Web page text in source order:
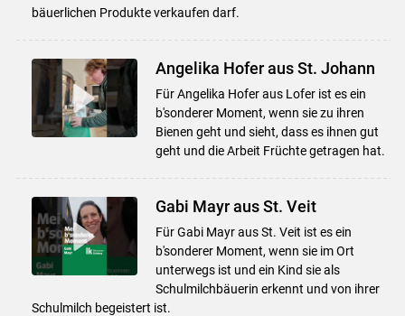
bäuerlichen Produkte verkaufen darf.
Angelika Hofer aus St. Johann
Für Angelika Hofer aus Lofer ist es ein
b'sonderer Moment, wenn sie zu ihren
Bienen geht und sieht, dass es ihnen gut
geht und die Arbeit Früchte getragen hat.
Gabi Mayr aus St. Veit
Für Gabi Mayr aus St. Veit ist es ein
b'sonderer Moment, wenn sie im Ort
unterwegs ist und ein Kind sie als
Schulmilchbäuerin erkennt und von ihrer
Schulmilch begeistert ist.